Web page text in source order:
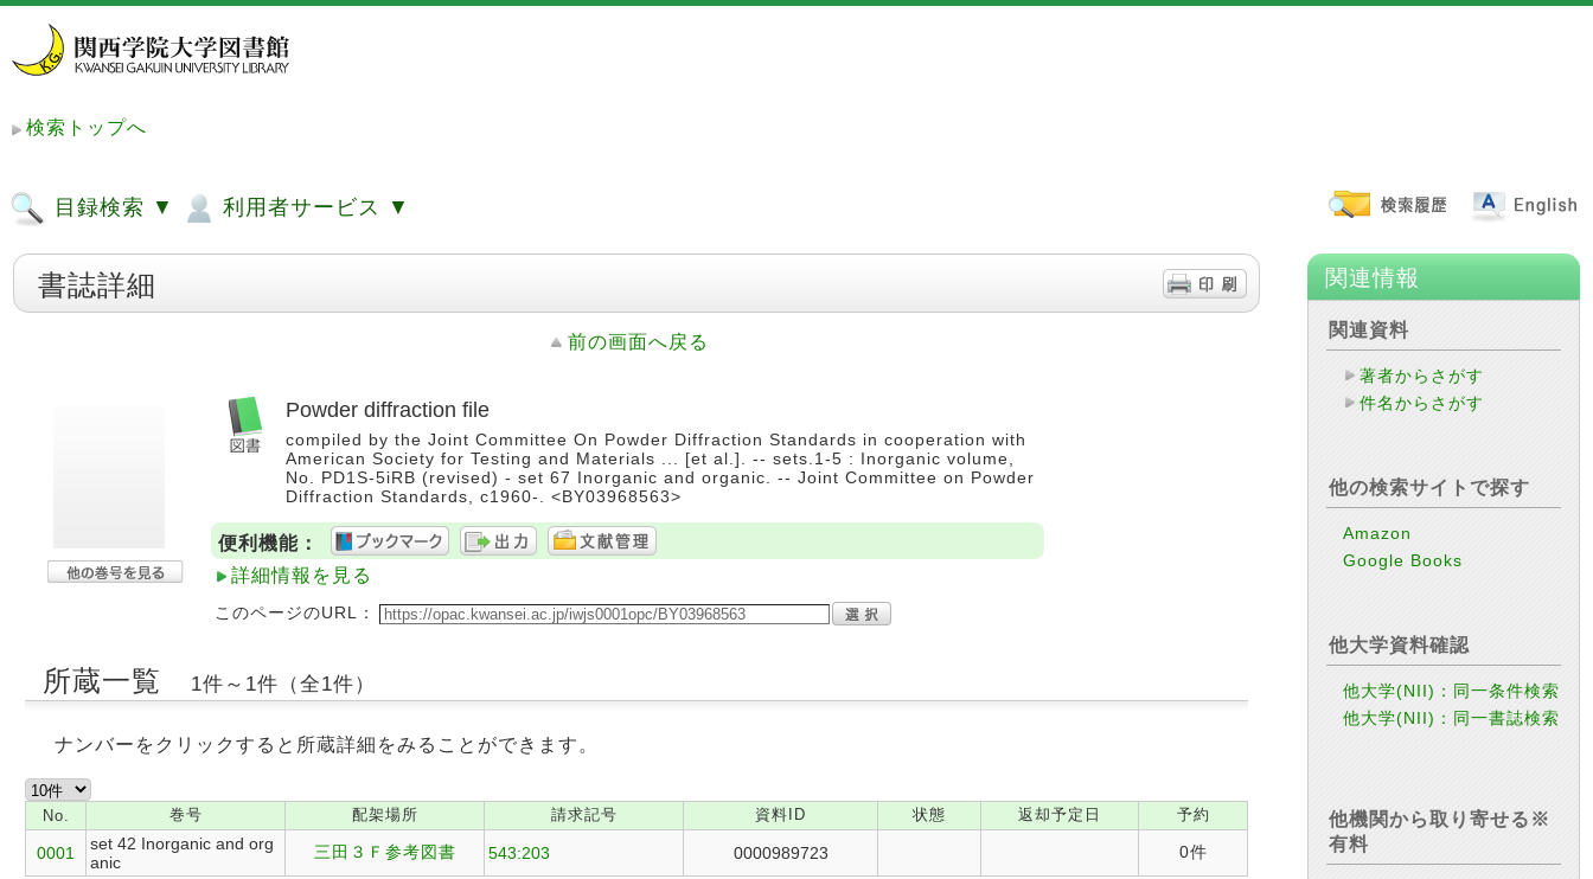
検索トップへ
目録検索 ▼ 利用者サービス ▼
書誌詳細
前の画面へ戻る
Powder diffraction file
compiled by the Joint Committee On Powder Diffraction Standards in cooperation with
American Society for Testing and Materials ... [et al.]. -- sets.1-5 : Inorganic volume,
No. PD1S-5iRB (revised) - set 67 Inorganic and organic. -- Joint Committee on Powder
Diffraction Standards, c1960-. <BY03968563>
便利機能：
詳細情報を見る
このページのURL：
所蔵一覧 1件～1件（全1件）
ナンバーをクリックすると所蔵詳細をみることができます。
No. 巻号 配架場所 請求記号 資料ID 状態 返却予定日 予約
0001
set 42 Inorganic and org
anic
三田３Ｆ参考図書 543:203 0000989723 0件
関連情報
関連資料
著者からさがす
件名からさがす
他の検索サイトで探す
Amazon
Google Books
他大学資料確認
他大学(NII)：同一条件検索
他大学(NII)：同一書誌検索
他機関から取り寄せる※
有料